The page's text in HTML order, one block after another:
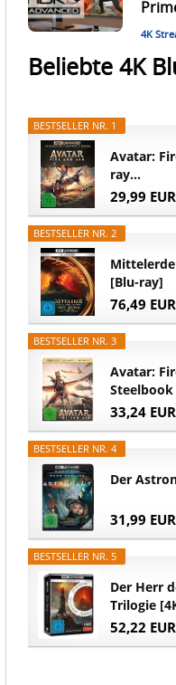
4K
Beliebte 4K
BESTSELLER NR. 1
Avatar:
ray...
29,99 EUR
BESTSELLER NR. 2
[Blu-ray]
76,49 EUR
BESTSELLER NR. 3
Avatar:
Steelbook
33,24 EUR
BESTSELLER NR. 4
Der
31,99 EUR
BESTSELLER NR. 5
Der Herr
Trilogie
52,22 EUR